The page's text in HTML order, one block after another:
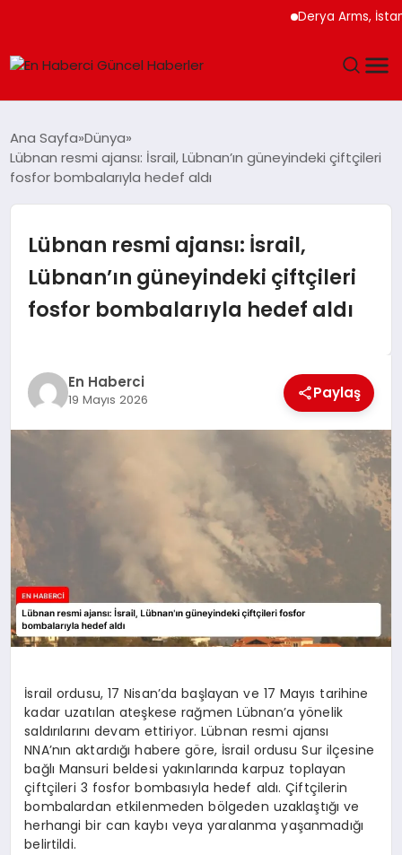
Derya Arms, İstanbul
SPOR
MAGAZIN
EKONOMI
Ana Sayfa Dünya
Lübnan resmi ajansı: İsrail, Lübnan’ın güneyindeki çiftçileri
fosfor bombalarıyla hedef aldı
Lübnan resmi ajansı: İsrail,
Lübnan’ın güneyindeki çiftçileri
fosfor bombalarıyla hedef aldı
En Haberci
19 Mayıs 2026 Paylaş
İsrail ordusu, 17 Nisan’da başlayan ve 17 Mayıs tarihine
kadar uzatılan ateşkese rağmen Lübnan’a yönelik
saldırılarını devam ettiriyor. Lübnan resmi ajansı
NNA’nın aktardığı habere göre, İsrail ordusu Sur ilçesine
bağlı Mansuri beldesi yakınlarında karpuz toplayan
çiftçileri 3 fosfor bombasıyla hedef aldı. Çiftçilerin
bombalardan etkilenmeden bölgeden uzaklaştığı ve
herhangi bir can kaybı veya yaralanma yaşanmadığı
belirtildi.